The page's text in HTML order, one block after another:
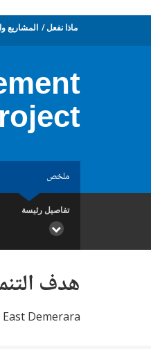
ماذا نفعل المشاريع
ملخص
تفاصيل رئيسة
هدف
Demerara.